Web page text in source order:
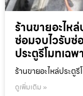
ร้านขายอะไห
ซ่อมจบไวรับซ่
ประตูรีโมทเฉ
ร้านขายอะไหล่ประตู
ดูเพิ่มเติม »